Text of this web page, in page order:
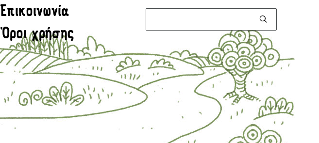
Επικοινωνία
Όροι χρήσης